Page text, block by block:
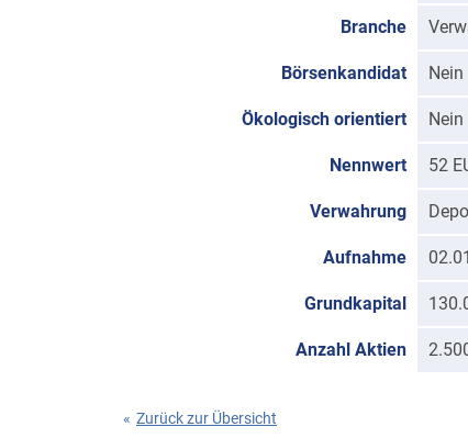
Branche
Börsenkandidat Nein
Ökologisch orientiert Nein
Nennwert 52
Verwahrung
Aufnahme
Grundkapital
Anzahl Aktien
« Zurück zur Übersicht